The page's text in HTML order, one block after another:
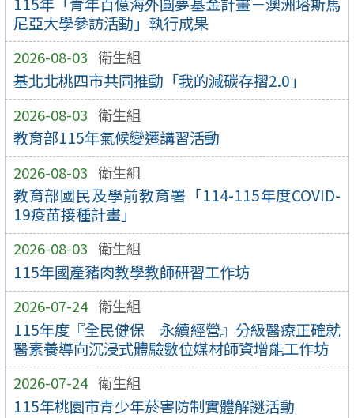
尼亞大學參訪活動」執行成果
2026-08-03 衛生組
基北北桃四市共同推動「我的減碳存摺2.0」
2026-08-03 衛生組
教育部115年氣候變遷講習活動
2026-08-03 衛生組
教育部國民及學前教育署「114-115年度COVID-
19疫苗接種計畫」
2026-08-03 衛生組
115年國產豬肉教學教師研習工作坊
2026-07-24 衛生組
115年度『全民健保 永續經營』分級醫療正確就
醫素養導向沉浸式體驗數位媒材師資增能工作坊
2026-07-24 衛生組
115年桃園市青少年菸害防制實體解謎活動